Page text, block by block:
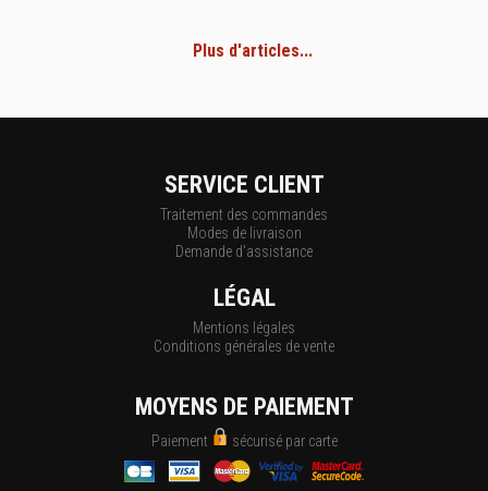
Plus d'articles...
SERVICE CLIENT
Traitement des commandes
Modes de livraison
Demande d'assistance
LÉGAL
Mentions légales
Conditions générales de vente
MOYENS DE PAIEMENT
Paiement sécurisé par carte